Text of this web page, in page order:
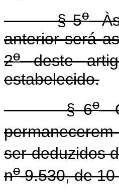
§ 5oÀs
anterior será
2odeste
estabelecido.
§ 6o
ser deduzidos
no9.530, de 10